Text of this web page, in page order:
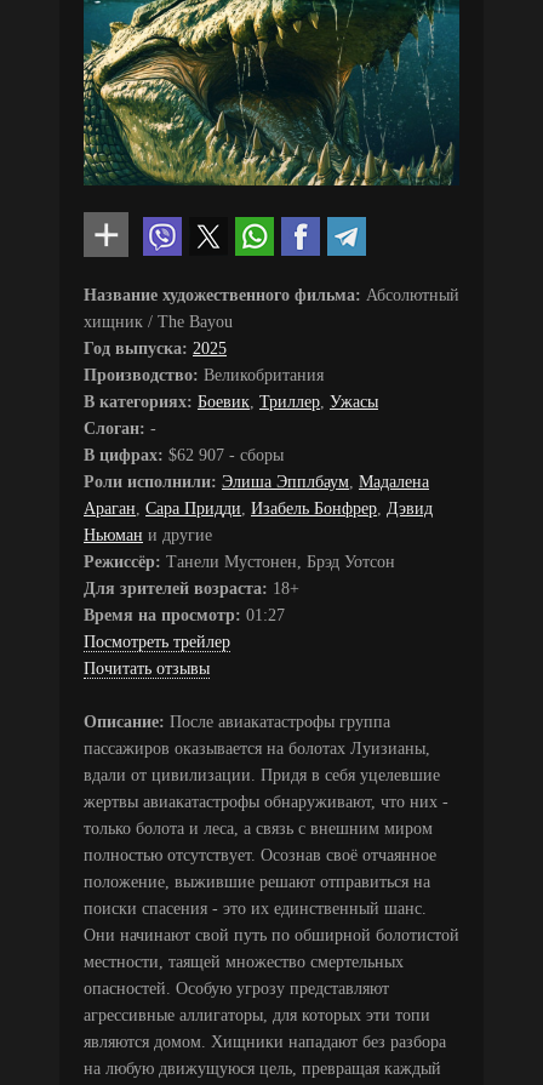
Название художественного фильма: Абсолютный
хищник / The Bayou
Год выпуска: 2025
Производство: Великобритания
В категориях: Боевик, Триллер, Ужасы
Слоган: -
В цифрах: $62 907 - сборы
Роли исполнили: Элиша Эпплбаум, Мадалена
Араган, Сара Придди, Изабель Бонфрер, Дэвид
Ньюман и другие
Режиссёр: Танели Мустонен, Брэд Уотсон
Для зрителей возраста: 18+
Время на просмотр: 01:27
Посмотреть трейлер
Почитать отзывы
Описание: После авиакатастрофы группа
пассажиров оказывается на болотах Луизианы,
вдали от цивилизации. Придя в себя уцелевшие
жертвы авиакатастрофы обнаруживают, что них -
только болота и леса, а связь с внешним миром
полностью отсутствует. Осознав своё отчаянное
положение, выжившие решают отправиться на
поиски спасения - это их единственный шанс.
Они начинают свой путь по обширной болотистой
местности, таящей множество смертельных
опасностей. Особую угрозу представляют
агрессивные аллигаторы, для которых эти топи
являются домом. Хищники нападают без разбора
на любую движущуюся цель, превращая каждый